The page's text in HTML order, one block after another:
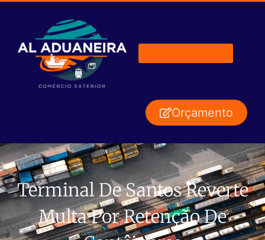
Orçamento
Terminal De Santos Reverte
Multa Por Retenção De